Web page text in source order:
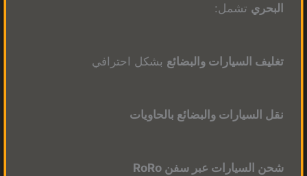
البحري تشمل:
تغليف السيارات والبضائع بشكل احترافي
نقل السيارات والبضائع بالحاويات
شحن السيارات عبر سفن RoRo